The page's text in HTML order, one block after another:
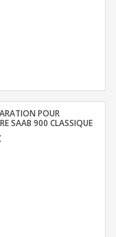
POUR
SAAB 900 CLASSIQUE